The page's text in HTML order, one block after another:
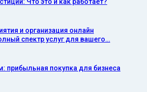
и организация онлайн
спектр услуг для вашего…
прибыльная покупка для бизнеса